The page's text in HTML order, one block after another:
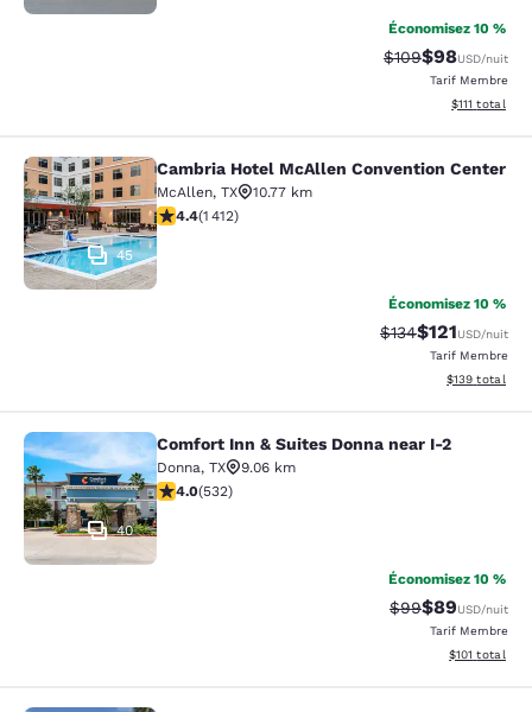
Économisez 10 %
Tarif barré :
$109Tarif réduit :
$98USD/nuit
Tarif Membre
Afficher les
$111 total
Cambria Hotel McAllen Convention
45
Cambria Hotel McAllen Convention Center
McAllen, TX
10.77 km
4.41 étoiles. Excellent. 1412 commentaires
4.4(1 412)
Économisez 10 %
Tarif barré :
$134Tarif réduit :
$121USD/nuit
Tarif Membre
Afficher les
$139 total
Comfort Inn & Suites Donna near I-2
40
Comfort Inn & Suites Donna near I-2
Donna, TX
9.06 km
3.99 étoiles. Bien. 532 commentaires
4.0(532)
Économisez 10 %
Tarif barré :
$99Tarif réduit :
$89USD/nuit
Tarif Membre
Afficher les
$101 total